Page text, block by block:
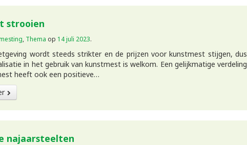
strooien
Thema op 14 juli 2023.
wordt steeds strikter en de prijzen voor kunstmest stijgen, dus
in het gebruik van kunstmest is welkom. Een gelijkmatige verdeling
heeft ook een positieve…
najaarsteelten